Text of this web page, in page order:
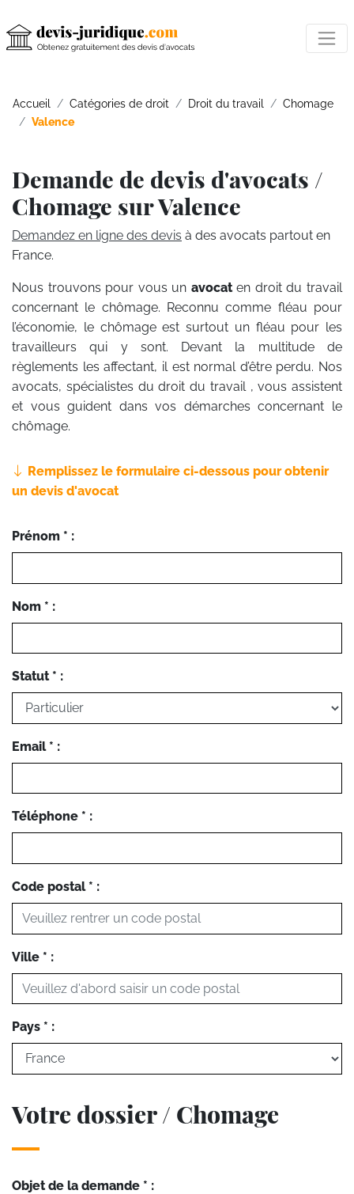
Accueil Catégories de droit Droit du travail
Chomage
Valence
Demande de devis d'avocats /
Chomage sur Valence
Demandez en ligne des devis à des avocats partout en
France.
Nous trouvons pour vous un avocaten droit du travail
concernant le chômage. Reconnu comme fléau pour
l’économie, le chômage est surtout un fléau pour les
travailleurs qui y sont. Devant la multitude de
règlements les affectant, il est normal d’être perdu. Nos
avocats, spécialistes du droit du travail , vous assistent
et vous guident dans vos démarches concernant le
chômage.
Remplissez le formulaire ci-dessous pour obtenir
un devis d'avocat
Prénom * :
Nom * :
Statut * :
Email * :
Téléphone * :
Code postal * :
Ville * :
Pays * :
Votre dossier / Chomage
Objet de la demande * :